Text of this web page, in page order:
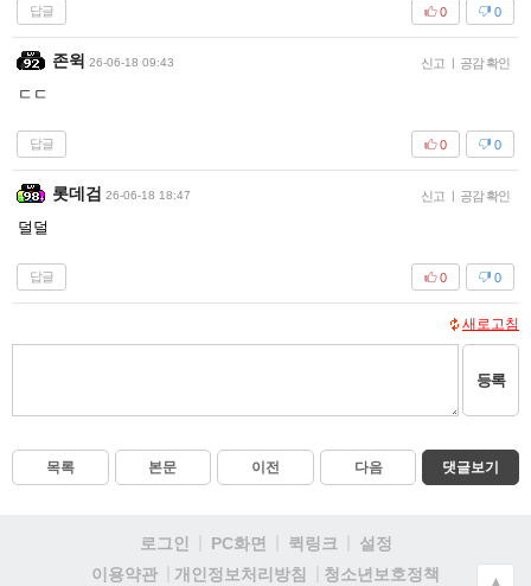
답글 0
0
존윅 26-06-18 09:43 신고 | 공감 확인
ㄷㄷ
답글 0
0
롯데검 26-06-18 18:47 신고 | 공감 확인
덜덜
답글 0
0
새로고침
등록
목록 본문 이전 다음 댓글보기
로그인 PC화면 퀵링크
설정
이용약관
개인정보처리방침
청소년보호정책
▲